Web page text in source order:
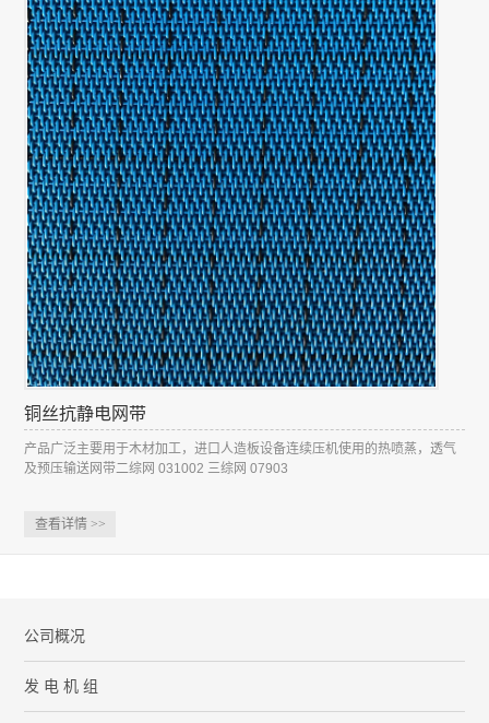
铜丝抗静电网带
产品广泛主要用于木材加工，进口人造板设备连续压机使用的热喷蒸，透气
及预压输送网带二综网 031002 三综网 07903
查看详情 >>
公司概况
发 电 机 组